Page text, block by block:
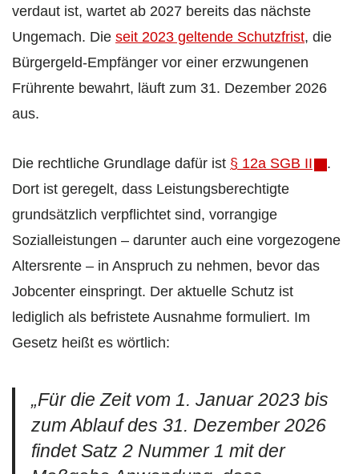
verdaut ist, wartet ab 2027 bereits das nächste
Ungemach. Die seit 2023 geltende Schutzfrist, die
Bürgergeld-Empfänger vor einer erzwungenen
Frührente bewahrt, läuft zum 31. Dezember 2026
aus.
Die rechtliche Grundlage dafür ist § 12a SGB II
.
Dort ist geregelt, dass Leistungsberechtigte
grundsätzlich verpflichtet sind, vorrangige
Sozialleistungen – darunter auch eine vorgezogene
Altersrente – in Anspruch zu nehmen, bevor das
Jobcenter einspringt. Der aktuelle Schutz ist
lediglich als befristete Ausnahme formuliert. Im
Gesetz heißt es wörtlich:
„Für die Zeit vom 1. Januar 2023 bis
zum Ablauf des 31. Dezember 2026
findet Satz 2 Nummer 1 mit der